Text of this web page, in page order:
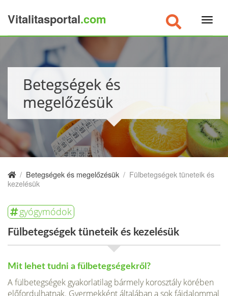
Vitalitasportal.com
Betegségek és
megelőzésük
/ Betegségek és megelőzésük / Fülbetegségek tüneteik és
kezelésük
gyógymódok
Fülbetegségek tüneteik és kezelésük
Mit lehet tudni a fülbetegségekről?
A fülbetegségek gyakorlatilag bármely korosztály körében
előfordulhatnak. Gyermekként általában a sok fájdalommal
×